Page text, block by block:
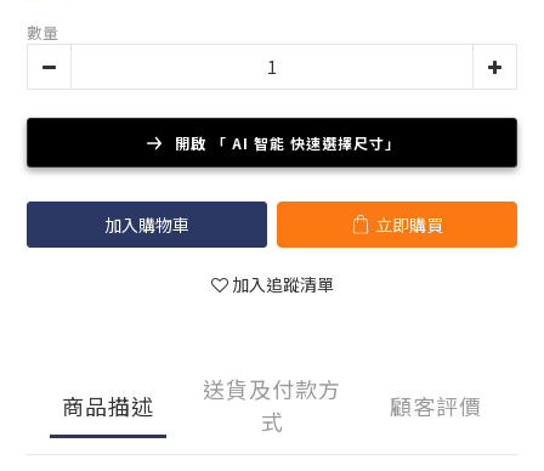
數量
開啟 「 AI 智能 快速選擇尺寸」
加入購物車 立即購買
加入追蹤清單
商品描述
送貨及付款方
式
顧客評價